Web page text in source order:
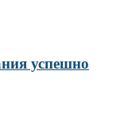
успешно